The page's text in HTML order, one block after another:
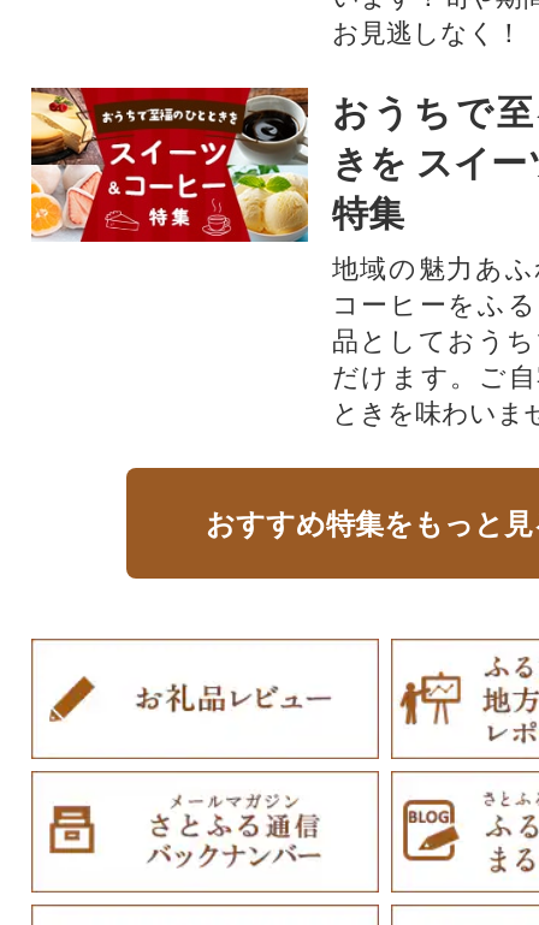
お見逃しなく！
おうちで
きを スイ
特集
地域の魅力あ
コーヒーをふ
品としておう
だけます。ご
ときを味わいま
おすすめ特集をもっと